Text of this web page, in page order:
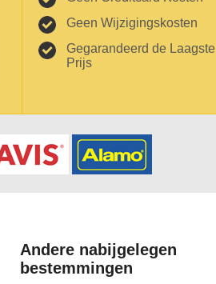
Geen Wijzigingskosten
Gegarandeerd de Laagste
Prijs
Andere nabijgelegen
bestemmingen